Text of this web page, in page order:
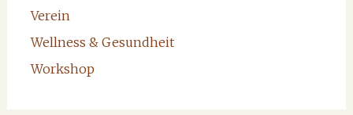
Verein
Wellness & Gesundheit
Workshop